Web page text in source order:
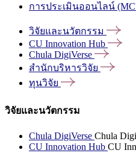
การประเมินออนไลน์
วิจัยและนวัตกรรม
CU Innovation Hub
Chula DigiVerse
สำนักบริหารวิจัย
ทุนวิจัย
วิจัยและนวัตกรรม
Chula DigiVerse Chula
CU Innovation Hub CU